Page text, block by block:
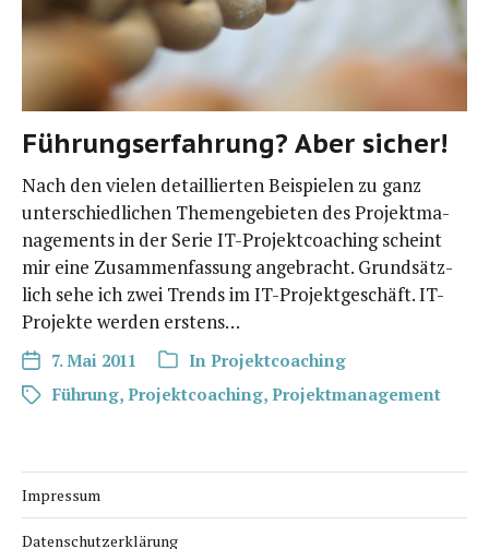
Führungserfahrung? Aber sicher!
Nach den vie­len detail­lier­ten Bei­spie­len zu ganz
unter­schied­li­chen The­men­ge­bie­ten des Pro­jekt­ma­
nage­ments in der Serie IT-Pro­­jek­t­­co­a­ching scheint
mir eine Zusam­men­fas­sung ange­bracht. Grund­sätz­
lich sehe ich zwei Trends im IT-Pro­­jek­t­­ge­­schäft. IT-
Pro­­jek­­te wer­den erstens…
7. Mai 2011 In Projektcoaching
Führung, Projektcoaching, Projektmanagement
Impressum
Datenschutzerklärung